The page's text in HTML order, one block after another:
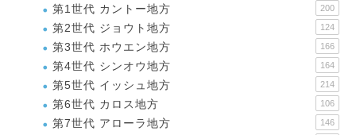
第1世代 カントー地方 200
第2世代 ジョウト地方 124
第3世代 ホウエン地方 166
第4世代 シンオウ地方 164
第5世代 イッシュ地方 214
第6世代 カロス地方 106
第7世代 アローラ地方 146